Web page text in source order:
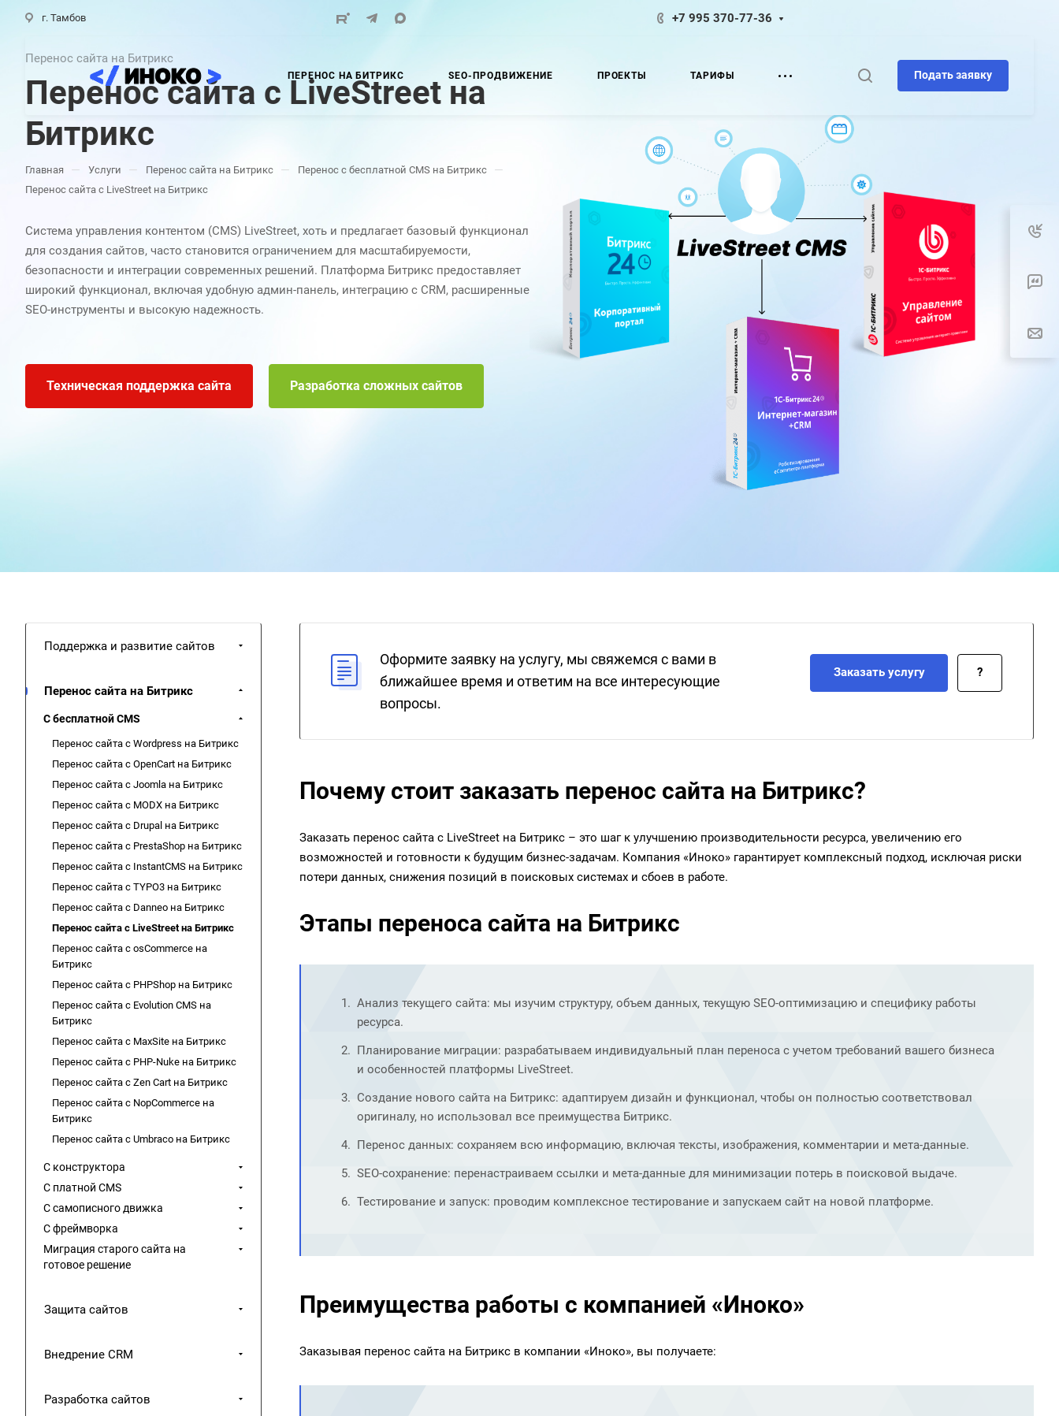
г. Тамбов +7 995 370-77-36
ПЕРЕНОС НА БИТРИКС SEO-ПРОДВИЖЕНИЕ ПРОЕКТЫ ТАРИФЫ Подать заявку
Перенос сайта на Битрикс
Перенос сайта с LiveStreet на
Битрикс
Главная — Услуги — Перенос сайта на Битрикс — Перенос с бесплатной CMS на Битрикс —
Перенос сайта с LiveStreet на Битрикс
Система управления контентом (CMS) LiveStreet, хоть и предлагает базовый функционал
для создания сайтов, часто становится ограничением для масштабируемости,
безопасности и интеграции современных решений. Платформа Битрикс предоставляет
широкий функционал, включая удобную админ-панель, интеграцию с CRM, расширенные
SEO-инструменты и высокую надежность.
Техническая поддержка сайта Разработка сложных сайтов
Оформите заявку на услугу, мы свяжемся с вами в
ближайшее время и ответим на все интересующие
вопросы.
Заказать услугу ?
Почему стоит заказать перенос сайта на Битрикс?
Заказать перенос сайта с LiveStreet на Битрикс – это шаг к улучшению производительности ресурса, увеличению его
возможностей и готовности к будущим бизнес-задачам. Компания «Иноко» гарантирует комплексный подход, исключая риски
потери данных, снижения позиций в поисковых системах и сбоев в работе.
Этапы переноса сайта на Битрикс
Анализ текущего сайта: мы изучим структуру, объем данных, текущую SEO-оптимизацию и специфику работы
ресурса.
Планирование миграции: разрабатываем индивидуальный план переноса с учетом требований вашего бизнеса
и особенностей платформы LiveStreet.
Создание нового сайта на Битрикс: адаптируем дизайн и функционал, чтобы он полностью соответствовал
оригиналу, но использовал все преимущества Битрикс.
Перенос данных: сохраняем всю информацию, включая тексты, изображения, комментарии и мета-данные.
SEO-сохранение: перенастраиваем ссылки и мета-данные для минимизации потерь в поисковой выдаче.
Тестирование и запуск: проводим комплексное тестирование и запускаем сайт на новой платформе.
Преимущества работы с компанией «Иноко»
Заказывая перенос сайта на Битрикс в компании «Иноко», вы получаете:
Поддержка и развитие сайтов
Перенос сайта на Битрикс
С бесплатной CMS
Перенос сайта с Wordpress на Битрикс
Перенос сайта с OpenCart на Битрикс
Перенос сайта с Joomla на Битрикс
Перенос сайта с MODX на Битрикс
Перенос сайта с Drupal на Битрикс
Перенос сайта с PrestaShop на Битрикс
Перенос сайта с InstantCMS на Битрикс
Перенос сайта с TYPO3 на Битрикс
Перенос сайта с Danneo на Битрикс
Перенос сайта с LiveStreet на Битрикс
Перенос сайта с osCommerce на
Битрикс
Перенос сайта с PHPShop на Битрикс
Перенос сайта с Evolution CMS на
Битрикс
Перенос сайта с MaxSite на Битрикс
Перенос сайта с PHP-Nuke на Битрикс
Перенос сайта с Zen Cart на Битрикс
Перенос сайта с NopCommerce на
Битрикс
Перенос сайта с Umbraco на Битрикс
С конструктора
С платной CMS
С самописного движка
С фреймворка
Миграция старого сайта на
готовое решение
Защита сайтов
Внедрение CRM
Разработка сайтов